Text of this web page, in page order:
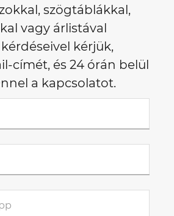
szögtáblákkal,
vagy árlistával
kérjük,
címét, és 24 órán belül
a kapcsolatot.